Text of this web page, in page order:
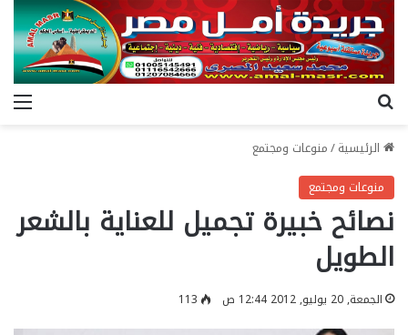
الرئيسية/منوعات ومجتمع
منوعات ومجتمع
نصائح خبيرة تجميل للعناية بالشعر
الطويل
الجمعة, 20 يوليو, 2012 12:44 ص 113